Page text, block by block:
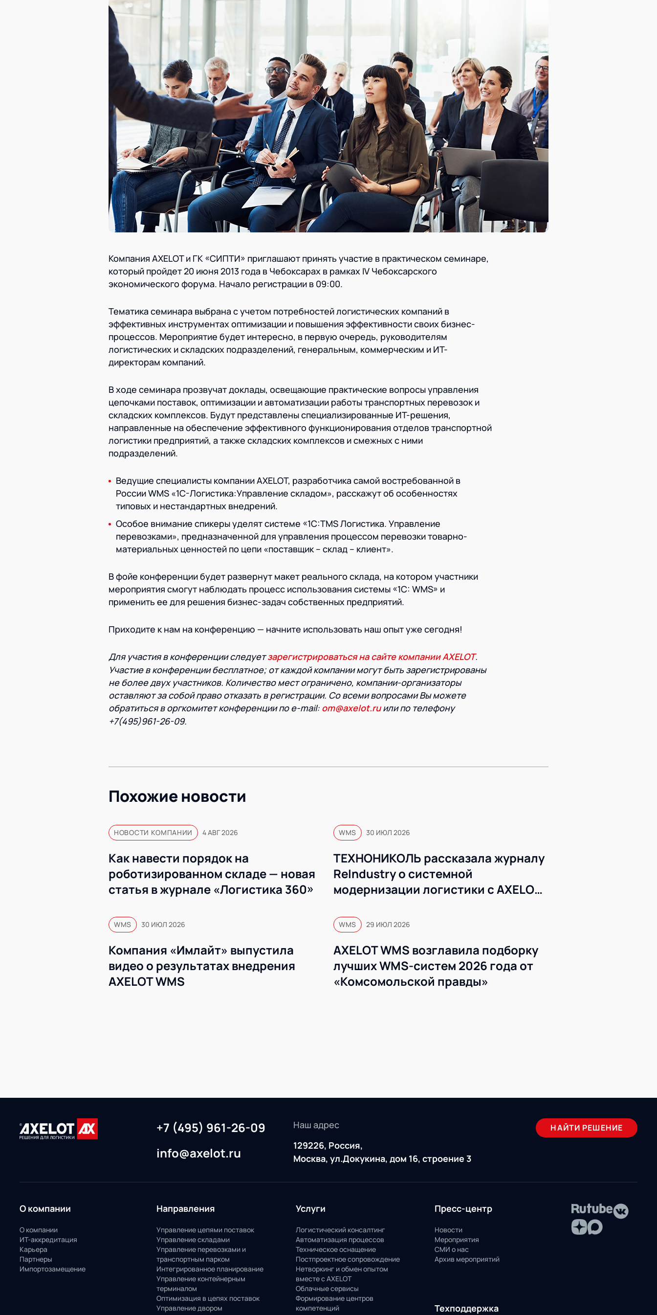
AXELOT AI
Предложение для учебных
заведений
База знаний
Компания AXELOT и ГК «СИПТИ» приглашают принять участие в практическом семинаре,
который пройдет 20 июня 2013 года в Чебоксарах в рамках IV Чебоксарского
экономического форума. Начало регистрации в 09:00.
Тематика семинара выбрана с учетом потребностей логистических компаний в
эффективных инструментах оптимизации и повышения эффективности своих бизнес-
процессов. Мероприятие будет интересно, в первую очередь, руководителям
логистических и складских подразделений, генеральным, коммерческим и ИТ-
директорам компаний.
В ходе семинара прозвучат доклады, освещающие практические вопросы управления
цепочками поставок, оптимизации и автоматизации работы транспортных перевозок и
складских комплексов. Будут представлены специализированные ИТ-решения,
направленные на обеспечение эффективного функционирования отделов транспортной
логистики предприятий, а также складских комплексов и смежных с ними
подразделений.
Ведущие специалисты компании AXELOT, разработчика самой востребованной в
России WMS «1С-Логистика:Управление складом», расскажут об особенностях
типовых и нестандартных внедрений.
Особое внимание спикеры уделят системе «1С:TMS Логистика. Управление
перевозками», предназначенной для управления процессом перевозки товарно-
материальных ценностей по цепи «поставщик – склад – клиент».
В фойе конференции будет развернут макет реального склада, на котором участники
мероприятия смогут наблюдать процесс использования системы «1С: WMS» и
применить ее для решения бизнес-задач собственных предприятий.
Приходите к нам на конференцию — начните использовать наш опыт уже сегодня!
Для участия в конференции следуетзарегистрироваться на сайте компании AXELOT.
Участие в конференции бесплатное; от каждой компании могут быть зарегистрированы
не более двух участников. Количество мест ограничено, компании-организаторы
оставляют за собой право отказать в регистрации. Со всеми вопросами Вы можете
обратиться в оргкомитет конференции по e-mail: om@axelot.ruили по телефону
+7(495)961-26-09.
Похожие новости
НОВОСТИ КОМПАНИИ 4 АВГ 2026
Как навести порядок на
роботизированном складе — новая
статья в журнале «Логистика 360»
WMS 30 ИЮЛ 2026
ТЕХНОНИКОЛЬ рассказала журналу
ReIndustry о системной
модернизации логистики с AXELOT
WMS 30 ИЮЛ 2026
Компания «Имлайт» выпустила
видео о результатах внедрения
AXELOT WMS
WMS 29 ИЮЛ 2026
AXELOT WMS возглавила подборку
лучших WMS-систем 2026 года от
«Комсомольской правды»
+7 (495) 961-26-09
info@axelot.ru
Наш адрес
129226, Россия,
Москва, ул.Докукина, дом 16, строение 3
НАЙТИ РЕШЕНИЕ
О компании
О компании
ИТ-аккредитация
Карьера
Партнеры
Импортозамещение
Направления
Управление цепями поставок
Управление складами
Управление перевозками и
транспортным парком
Интегрированное планирование
Управление контейнерным
терминалом
Оптимизация в цепях поставок
Управление двором
Услуги
Логистический консалтинг
Автоматизация процессов
Техническое оснащение
Постпроектное сопровождение
Нетворкинг и обмен опытом
вместе с AXELOT
Облачные сервисы
Формирование центров
компетенций
Пресс-центр
Новости
Мероприятия
СМИ о нас
Архив мероприятий
Техподдержка